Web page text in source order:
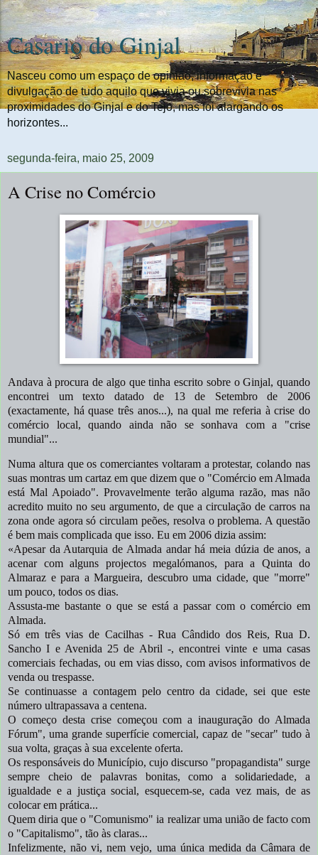
Casario do Ginjal
Nasceu como um espaço de opinião, informação e
divulgação de tudo aquilo que vivia ou sobrevivia nas
proximidades do Ginjal e do Tejo, mas foi alargando os
horizontes...
segunda-feira, maio 25, 2009
A Crise no Comércio
Andava à procura de algo que tinha escrito sobre o Ginjal, quando
encontrei um texto datado de 13 de Setembro de 2006
(exactamente, há quase três anos...), na qual me referia à crise do
comércio local, quando ainda não se sonhava com a "crise
mundial"...
Numa altura que os comerciantes voltaram a protestar, colando nas
suas montras um cartaz em que dizem que o "Comércio em Almada
está Mal Apoiado". Provavelmente terão alguma razão, mas não
acredito muito no seu argumento, de que a circulação de carros na
zona onde agora só circulam peões, resolva o problema. A questão
é bem mais complicada que isso. Eu em 2006 dizia assim:
«Apesar da Autarquia de Almada andar há meia dúzia de anos, a
acenar com alguns projectos megalómanos, para a Quinta do
Almaraz e para a Margueira, descubro uma cidade, que "morre"
um pouco, todos os dias.
Assusta-me bastante o que se está a passar com o comércio em
Almada.
Só em três vias de Cacilhas - Rua Cândido dos Reis, Rua D.
Sancho I e Avenida 25 de Abril -, encontrei vinte e uma casas
comerciais fechadas, ou em vias disso, com avisos informativos de
venda ou trespasse.
Se continuasse a contagem pelo centro da cidade, sei que este
número ultrapassava a centena.
O começo desta crise começou com a inauguração do Almada
Fórum", uma grande superfície comercial, capaz de "secar" tudo à
sua volta, graças à sua excelente oferta.
Os responsáveis do Município, cujo discurso "propagandista" surge
sempre cheio de palavras bonitas, como a solidariedade, a
igualdade e a justiça social, esquecem-se, cada vez mais, de as
colocar em prática...
Quem diria que o "Comunismo" ia realizar uma união de facto com
o "Capitalismo", tão às claras...
Infelizmente, não vi, nem vejo, uma única medida da Câmara de